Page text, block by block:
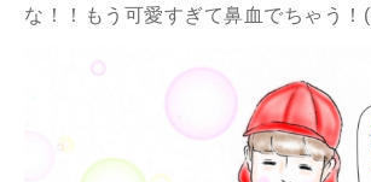
な！！もう可愛すぎて鼻血でちゃう！